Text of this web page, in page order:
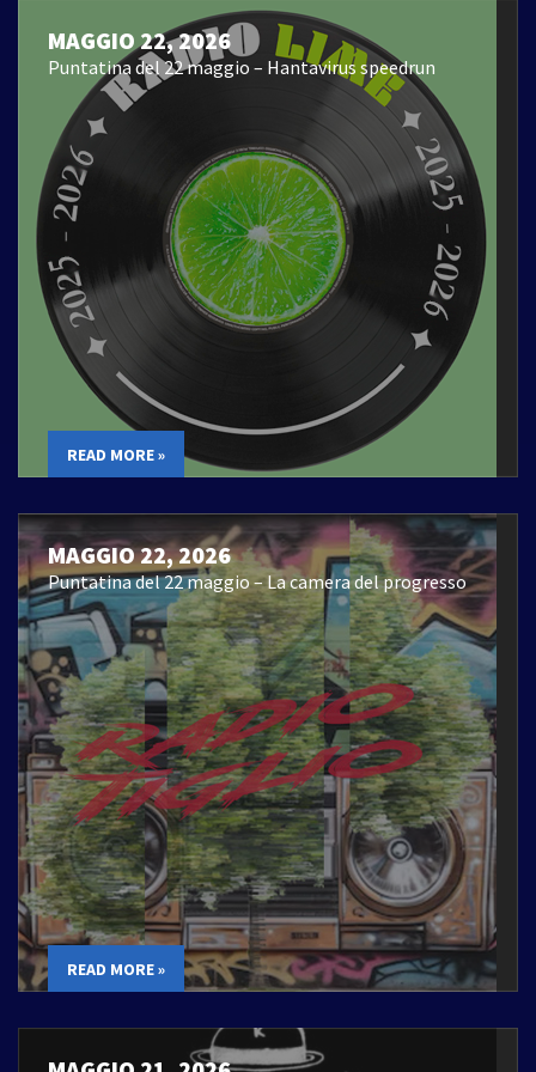
MAGGIO 22, 2026
Puntatina del 22 maggio – Hantavirus speedrun
READ MORE »
MAGGIO 22, 2026
Puntatina del 22 maggio – La camera del progresso
READ MORE »